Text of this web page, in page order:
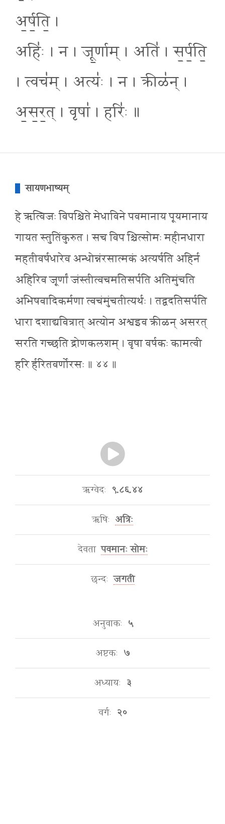
अ॒र्ष॒ति॒ ।
अहिः॑ । न । जू॒र्णाम् । अति॑ । स॒र्प॒ति॒
। त्वच॑म् । अत्यः॑ । न । क्रीळ॑न् ।
अ॒स॒र॒त् । वृषा॑ । हरिः॑ ॥
सायणभाष्यम्
हे ऋत्विजः विपश्चिते मेधाविने पवमानाय पूयमानाय
गायत स्तुतिंकुरुत । सच विप श्चित्सोमः महीनधारा
महतीवर्षधारेव अन्धोन्नंरसात्मकं अत्यर्षति अहिर्न
अहिरिव जूर्णां जंस्तीत्वचमतिसर्पति अतिमुंचति
अभिषवादिकर्मणा त्वचंमुंचतीत्यर्थः । तद्वदतिसर्पति
धारा दशाद्यवित्रात् अत्योन अश्वइव क्रीळन् असरत्
सरति गच्छति द्रोणकलशम् । वृषा वर्षकः कामत्वी
हरि र्हरितवर्णोरसः ॥ ४४ ॥
ऋग्वेदः ९.८६.४४
ऋषिः अत्रिः
देवता पवमानः सोमः
छन्दः जगती
अनुवाकः ५
अष्टकः ७
अध्यायः ३
वर्गः २०